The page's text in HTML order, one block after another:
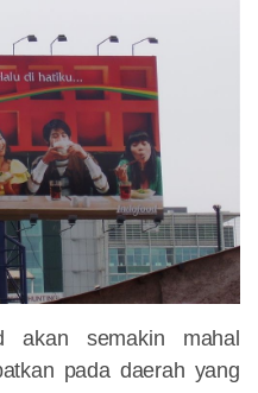
akan semakin mahal
pada daerah yang